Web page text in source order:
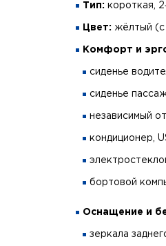
Тип: короткая,
Цвет: жёлтый (с
Комфорт и
сиденье
сиденье
независимый
кондиционер,
бортовой
Оснащение и
зеркала